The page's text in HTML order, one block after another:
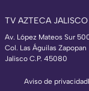
TV AZTECA JALISCO
Av. López Mateos Sur
Col. Las Águilas Zapopan
Jalisco C.P. 45080
Aviso de privacidad